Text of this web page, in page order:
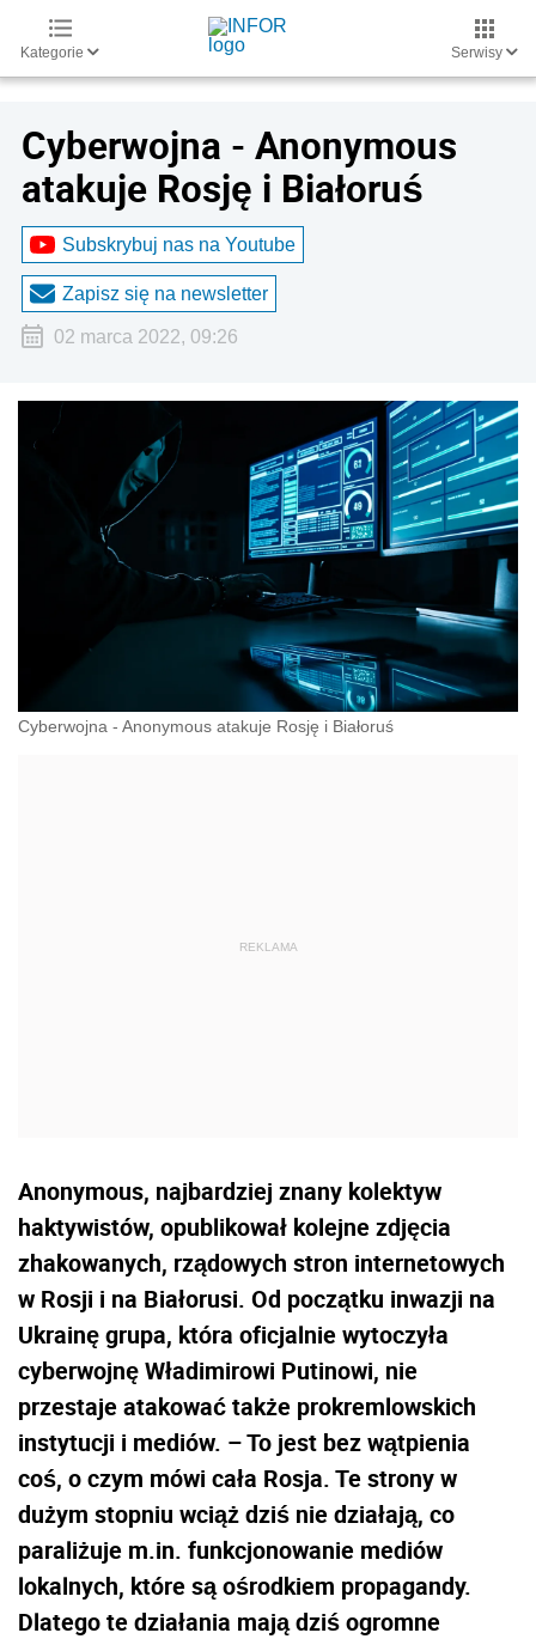
Kategorie Serwisy
Cyberwojna - Anonymous
atakuje Rosję i Białoruś
Subskrybuj nas na Youtube
Zapisz się na newsletter
02 marca 2022, 09:26
Cyberwojna - Anonymous atakuje Rosję i Białoruś
Anonymous, najbardziej znany kolektyw
haktywistów, opublikował kolejne zdjęcia
zhakowanych, rządowych stron internetowych
w Rosji i na Białorusi. Od początku inwazji na
Ukrainę grupa, która oficjalnie wytoczyła
cyberwojnę Władimirowi Putinowi, nie
przestaje atakować także prokremlowskich
instytucji i mediów. – To jest bez wątpienia
coś, o czym mówi cała Rosja. Te strony w
dużym stopniu wciąż dziś nie działają, co
paraliżuje m.in. funkcjonowanie mediów
lokalnych, które są ośrodkiem propagandy.
Dlatego te działania mają dziś ogromne